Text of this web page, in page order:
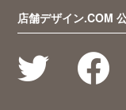
店舗デザイン.COM